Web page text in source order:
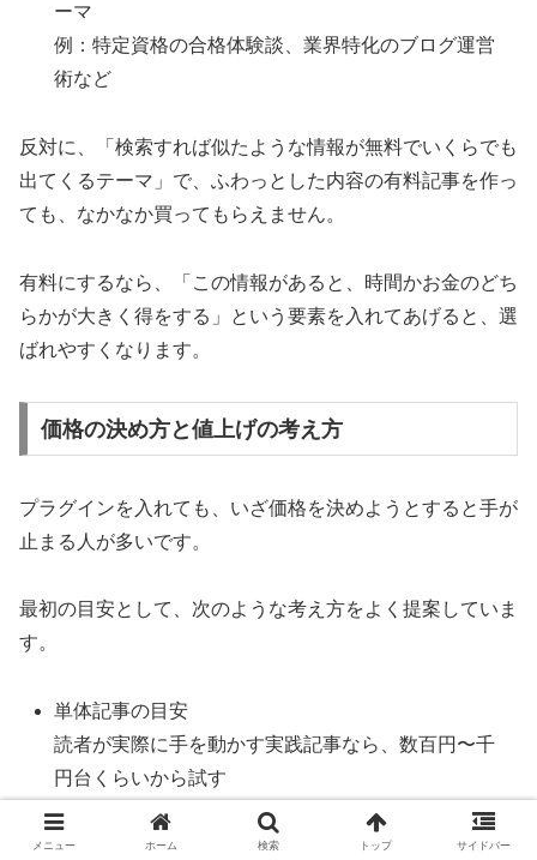
ーマ
例：特定資格の合格体験談、業界特化のブログ運営
術など
反対に、「検索すれば似たような情報が無料でいくらでも
出てくるテーマ」で、ふわっとした内容の有料記事を作っ
ても、なかなか買ってもらえません。
有料にするなら、「この情報があると、時間かお金のどち
らかが大きく得をする」という要素を入れてあげると、選
ばれやすくなります。
価格の決め方と値上げの考え方
プラグインを入れても、いざ価格を決めようとすると手が
止まる人が多いです。
最初の目安として、次のような考え方をよく提案していま
す。
単体記事の目安
読者が実際に手を動かす実践記事なら、数百円〜千
円台くらいから試す
セット記事の目安
シリーズで読む前提なら、単体で買うより少しお得
メニュー ホーム 検索 トップ サイドバー